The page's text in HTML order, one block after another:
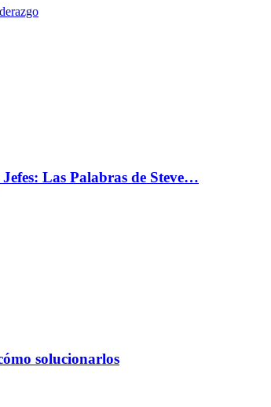
Las Palabras de Steve…
solucionarlos